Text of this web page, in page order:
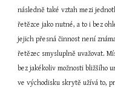
následně také vztah mezi
řetězce jako nutné, a to i bez
jejich přesná činnost není
řetězec smysluplně uvažovat.
bez jakékoliv možnosti bližšího
ve východisku skrytě užívá to,